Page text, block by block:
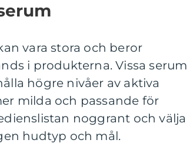
vara stora och beror
i produkterna. Vissa serum
högre nivåer av aktiva
milda och passande för
noggrant och välja
hudtyp och mål.